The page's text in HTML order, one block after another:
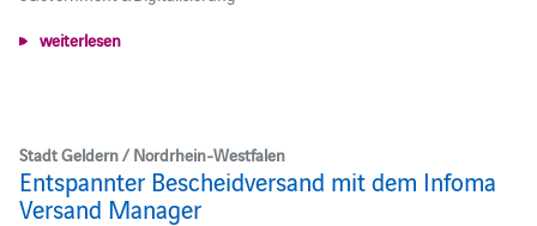
weiterlesen
Stadt Geldern / Nordrhein-Westfalen
Entspannter Bescheidversand mit dem Infoma
Versand Manager